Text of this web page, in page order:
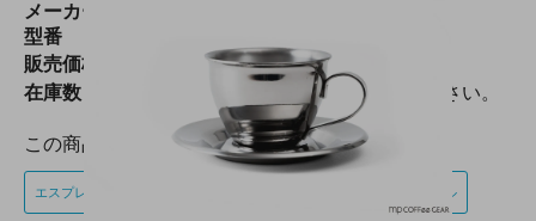
メーカー
型番
販売価格
3,500円(税込3,850円)
在庫数 SOLD OUT 次回入荷お問い合わせください。
この商品のキーワード
エスプレッソマシン バリスタツール